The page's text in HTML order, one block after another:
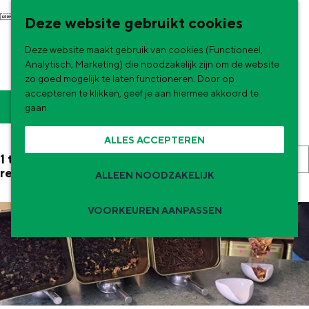
Deze website gebruikt cookies
Deze website maakt gebruik van cookies (Functioneel,
Analytisch, Marketing) die noodzakelijk zijn om de website
zo goed mogelijk te laten functioneren. Door op
accepteren te klikken, geef je aan hiermee akkoord te
gaan.
ALLES ACCEPTEREN
ALLEEN NOODZAKELIJK
VOORKEUREN AANPASSEN
G
r
e
o
m
e
p
a
Uitagenda
Nieuwe winkels & horeca in de stad
Zomervakantie tips
De zomervakantie is begonnen! Dit zijn
de leukste uitjes voor kinderen in Stad en
Ommeland voor deze zomervakantie.
WINKELEN IN DELFZIJL
a
t
z
o
e
k
j
Filter
o
t
e
r
o
p
:
1 t/m 24 van 27
resultaten
S
o
r
t
e
e
r